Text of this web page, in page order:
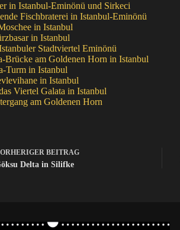
in Istanbul-Eminönü und Sirkeci
Fischbraterei in Istanbul-Eminönü
in Istanbul
in Istanbul
Stadtviertel Eminönü
Brücke am Goldenen Horn in Istanbul
Turm in Istanbul
in Istanbul
Viertel Galata in Istanbul
am Goldenen Horn
BEITRAG
Delta in Silifke